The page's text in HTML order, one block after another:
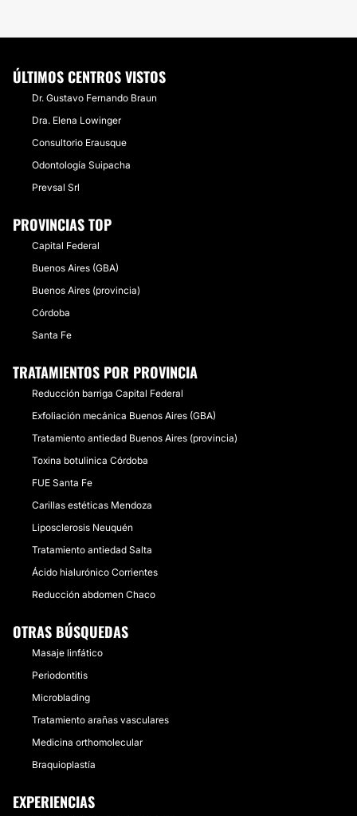
ÚLTIMOS CENTROS VISTOS
Dr. Gustavo Fernando Braun
Dra. Elena Lowinger
Consultorio Erausque
Odontología Suipacha
Prevsal Srl
PROVINCIAS TOP
Capital Federal
Buenos Aires (GBA)
Buenos Aires (provincia)
Córdoba
Santa Fe
TRATAMIENTOS POR PROVINCIA
Reducción barriga Capital Federal
Exfoliación mecánica Buenos Aires (GBA)
Tratamiento antiedad Buenos Aires (provincia)
Toxina botulinica Córdoba
FUE Santa Fe
Carillas estéticas Mendoza
Liposclerosis Neuquén
Tratamiento antiedad Salta
Ácido hialurónico Corrientes
Reducción abdomen Chaco
OTRAS BÚSQUEDAS
Masaje linfático
Periodontitis
Microblading
Tratamiento arañas vasculares
Medicina orthomolecular
Braquioplastía
EXPERIENCIAS